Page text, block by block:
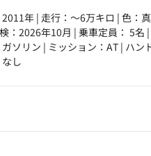
年 | 走行：～6万キロ | 色：
：2026年10月 | 乗車定員： 5名
ソリン | ミッション：AT | ハン
し